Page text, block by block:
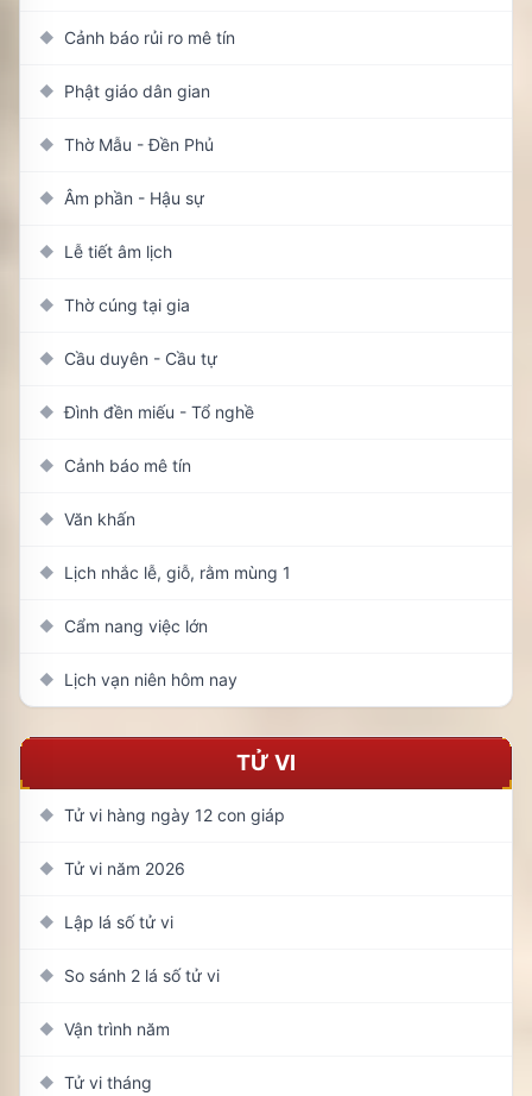
◆ Cảnh báo rủi ro mê tín
◆ Phật giáo dân gian
◆ Thờ Mẫu - Đền Phủ
◆ Âm phần - Hậu sự
◆ Lễ tiết âm lịch
◆ Thờ cúng tại gia
◆ Cầu duyên - Cầu tự
◆ Đình đền miếu - Tổ nghề
◆ Cảnh báo mê tín
◆ Văn khấn
◆ Lịch nhắc lễ, giỗ, rằm mùng 1
◆ Cẩm nang việc lớn
◆ Lịch vạn niên hôm nay
TỬ VI
◆ Tử vi hàng ngày 12 con giáp
◆ Tử vi năm 2026
◆ Lập lá số tử vi
◆ So sánh 2 lá số tử vi
◆ Vận trình năm
◆ Tử vi tháng